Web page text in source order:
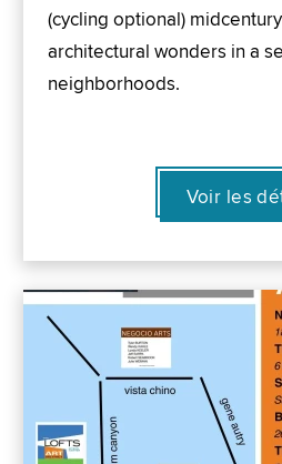
(cycling optional)
architectural wonders in a
neighborhoods.
Voir les